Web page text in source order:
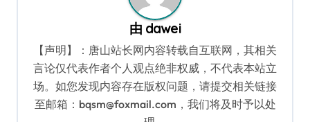
由 dawei
【声明】：唐山站长网内容转载自互联网，其相关
言论仅代表作者个人观点绝非权威，不代表本站立
场。如您发现内容存在版权问题，请提交相关链接
至邮箱：bqsm@foxmail.com，我们将及时予以处